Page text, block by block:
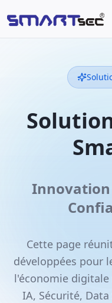
Innovation
Cette page
développées pour
l'économie
IA, Sécurité,